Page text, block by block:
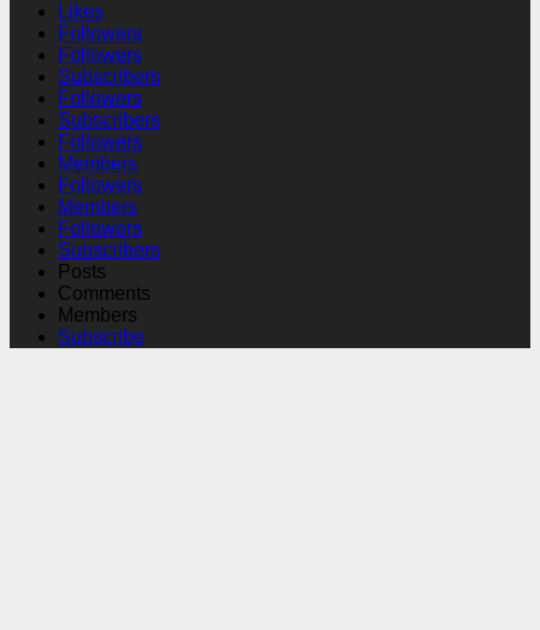
Likes
Followers
Followers
Subscribers
Followers
Subscribers
Followers
Members
Followers
Members
Followers
Subscribers
Posts
Comments
Members
Subscribe